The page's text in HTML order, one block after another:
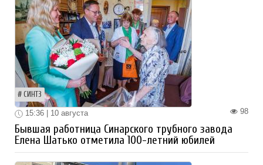
СИНТЗ
98
15:36 | 10 августа
Бывшая работница Синарского трубного завода
Елена Шатько отметила 100-летний юбилей